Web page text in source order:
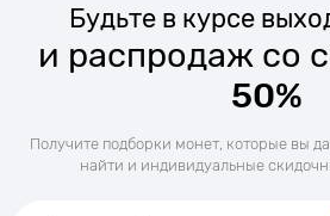
Будьте в курсе
и распродаж со
50%
Получите подборки монет, которые вы
найти и индивидуальные